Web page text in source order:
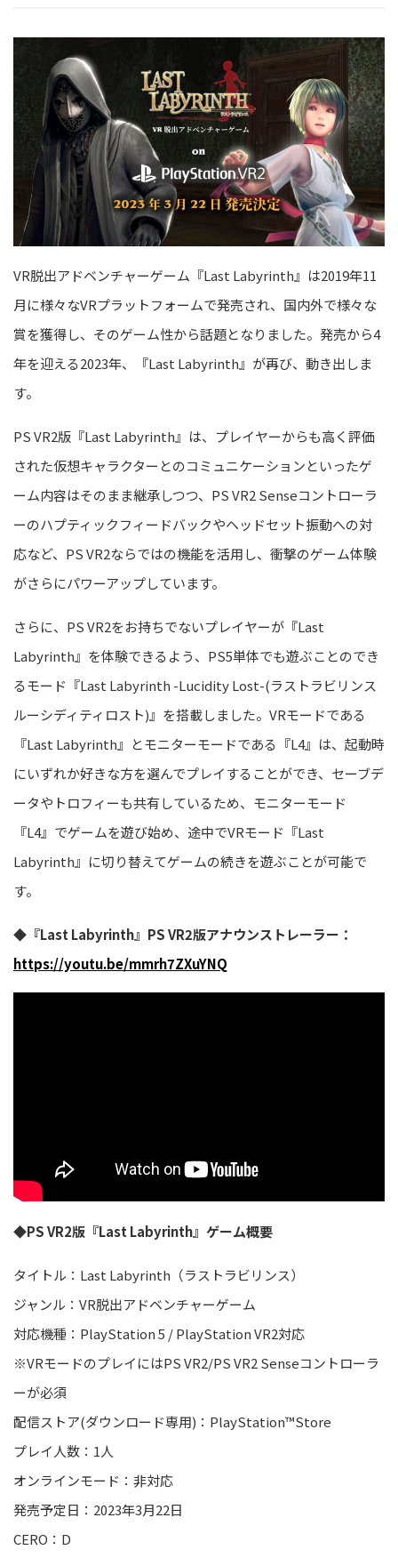
VR脱出アドベンチャーゲーム『Last Labyrinth』は2019年11
月に様々なVRプラットフォームで発売され、国内外で様々な
賞を獲得し、そのゲーム性から話題となりました。発売から4
年を迎える2023年、 『Last Labyrinth』が再び、動き出しま
す。
PSVR2版『Last Labyrinth』は、 プレイヤーからも高く評価
された仮想キャラクターとのコミュニケーションといったゲ
ーム内容はそのまま継承しつつ、 PSVR2 Senseコントローラ
ーのハプティックフィードバックやヘッドセット振動への対
応など、 PSVR2ならではの機能を活用し、衝撃のゲーム体験
がさらにパワーアップしています。
さらに、PSVR2をお持ちでないプレイヤーが『Last
Labyrinth』を体験できるよう、PS5単体でも遊ぶことのでき
るモード 『Last Labyrinth -Lucidity Lost-(ラストラビリンス
ルーシディティロスト)』 を搭載しました。 VRモードである
『Last Labyrinth』とモニターモードである 『L4』 は、起動時
にいずれか好きな方を選んでプレイすることができ、セーブデ
ータやトロフィーも共有しているため、モニターモード
『L4』でゲームを遊び始め、途中でVRモード『Last
Labyrinth』 に切り替えてゲームの続きを遊ぶことが可能で
す。
◆ 『Last Labyrinth』PS VR2版アナウンス トレーラー ：
https://youtu.be/mmrh7ZXuYNQ
◆PS VR2版『Last Labyrinth』ゲーム概要
タイトル：Last Labyrinth（ラストラビリンス）
ジャンル： VR脱出アドベンチャーゲーム
対応機種： PlayStation5 /PlayStation VR2対応
※VRモードのプレイにはPS VR2/PS VR2 Senseコントローラ
ーが必須
配信ストア(ダウンロード専用) ：PlayStation™Store
プレイ人数：1人
オンラインモード：非対応
発売予定日：2023年3月22日
CERO：D